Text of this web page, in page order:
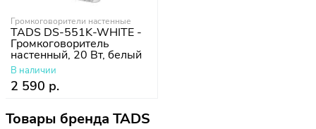
Громкоговорители настенные
TADS DS-551K-WHITE -
Громкоговоритель
настенный, 20 Вт, белый
В наличии
2 590 р.
Товары бренда TADS